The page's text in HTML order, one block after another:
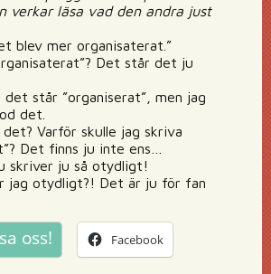
verkar läsa vad den andra just
blev mer organisaterat.”
Det står det ju
står ”organiserat”, men jag
det.
Varför skulle jag skriva
Det finns ju inte ens…
skriver ju så otydligt!
jag otydligt?! Det är ju för fan
oss! Facebook